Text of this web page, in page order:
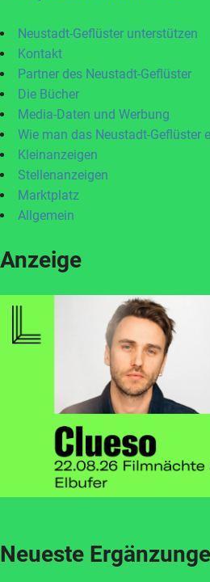
Neustadt-Geflüster unterstützen
Kontakt
Partner des Neustadt-Geflüster
Die Bücher
Media-Daten und Werbung
Wie man das Neustadt-Geflüster
Kleinanzeigen
Stellenanzeigen
Marktplatz
Allgemein
Anzeige
Neueste